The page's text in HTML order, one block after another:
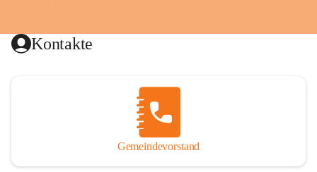
Kontakte
Gemeindevorstand